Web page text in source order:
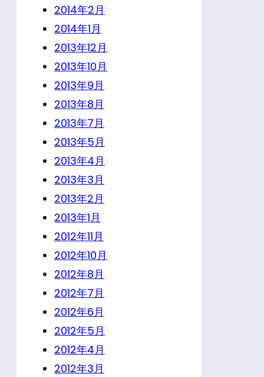
2014年2月
2014年1月
2013年12月
2013年10月
2013年9月
2013年8月
2013年7月
2013年5月
2013年4月
2013年3月
2013年2月
2013年1月
2012年11月
2012年10月
2012年8月
2012年7月
2012年6月
2012年5月
2012年4月
2012年3月